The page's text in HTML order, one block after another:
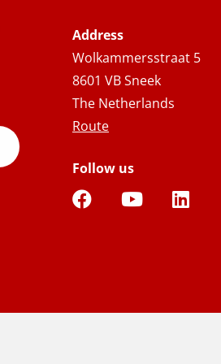
Address
Wolkammersstraat 5
8601 VB Sneek
The Netherlands
Route
Follow us